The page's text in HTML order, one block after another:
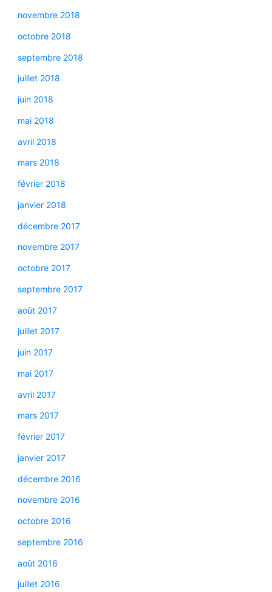
novembre 2018
octobre 2018
septembre 2018
juillet 2018
juin 2018
mai 2018
avril 2018
mars 2018
février 2018
janvier 2018
décembre 2017
novembre 2017
octobre 2017
septembre 2017
août 2017
juillet 2017
juin 2017
mai 2017
avril 2017
mars 2017
février 2017
janvier 2017
décembre 2016
novembre 2016
octobre 2016
septembre 2016
août 2016
juillet 2016